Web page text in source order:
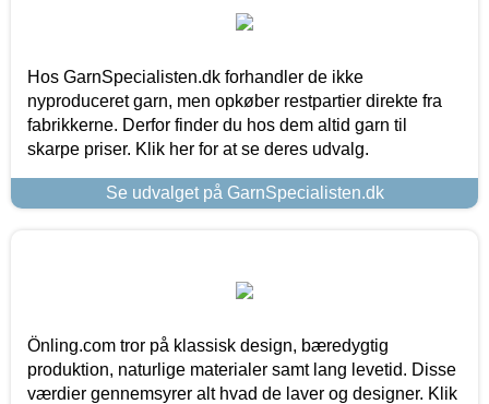
Hos GarnSpecialisten.dk forhandler de ikke
nyproduceret garn, men opkøber restpartier direkte fra
fabrikkerne. Derfor finder du hos dem altid garn til
skarpe priser. Klik her for at se deres udvalg.
Se udvalget på GarnSpecialisten.dk
Önling.com tror på klassisk design, bæredygtig
produktion, naturlige materialer samt lang levetid. Disse
værdier gennemsyrer alt hvad de laver og designer. Klik